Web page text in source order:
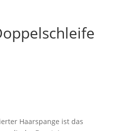
Haarspange ist das